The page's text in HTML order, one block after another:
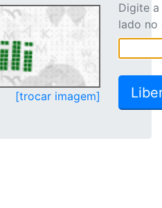
[trocar imagem]
Digite
lado no